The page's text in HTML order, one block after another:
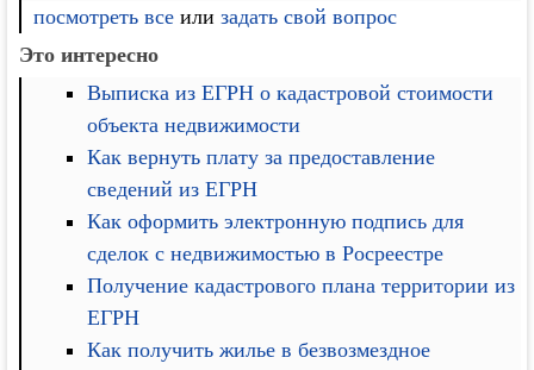
посмотреть все илизадать свой вопрос
Это интересно
Выписка из ЕГРН о кадастровой стоимости
объекта недвижимости
Как вернуть плату за предоставление
сведений из ЕГРН
Как оформить электронную подпись для
сделок с недвижимостью в Росреестре
Получение кадастрового плана территории из
ЕГРН
Как получить жилье в безвозмездное